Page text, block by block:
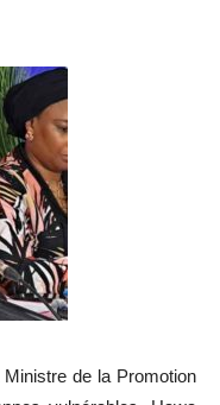
de la Promotion